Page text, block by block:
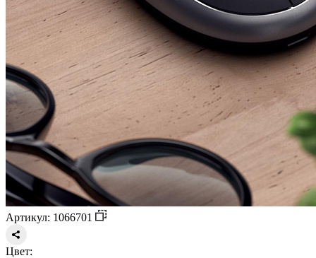
Артикул: 1066701
Цвет: